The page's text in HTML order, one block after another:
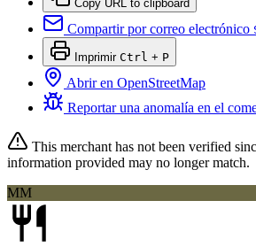
Copy URL to clipboard
Compartir por correo electrónico
Imprimir Ctrl + P
Abrir en OpenStreetMap
Reportar una anomalía en el
This merchant has not been verified
information provided may no longer match.
MM